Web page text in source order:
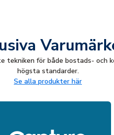
tekniken för både bostads- och
högsta standarder.
Se alla produkter här